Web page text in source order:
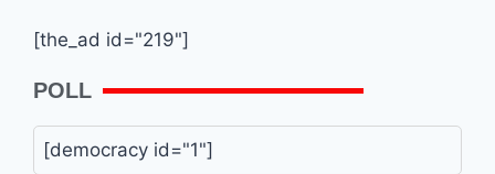
[the_ad id="219"]
POLL
[democracy id="1"]